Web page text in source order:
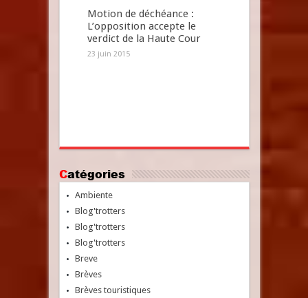
Motion de déchéance :
L’opposition accepte le
verdict de la Haute Cour
23 juin 2015
Catégories
Ambiente
Blog'trotters
Blog'trotters
Blog'trotters
Breve
Brèves
Brèves touristiques